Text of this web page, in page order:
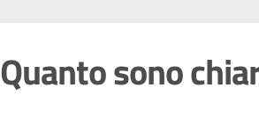
Quanto sono